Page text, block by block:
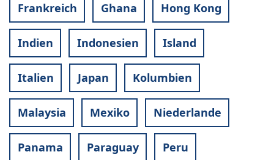
Frankreich Ghana Hong Kong
Indien Indonesien Island
Italien Japan Kolumbien
Malaysia Mexiko Niederlande
Panama Paraguay Peru